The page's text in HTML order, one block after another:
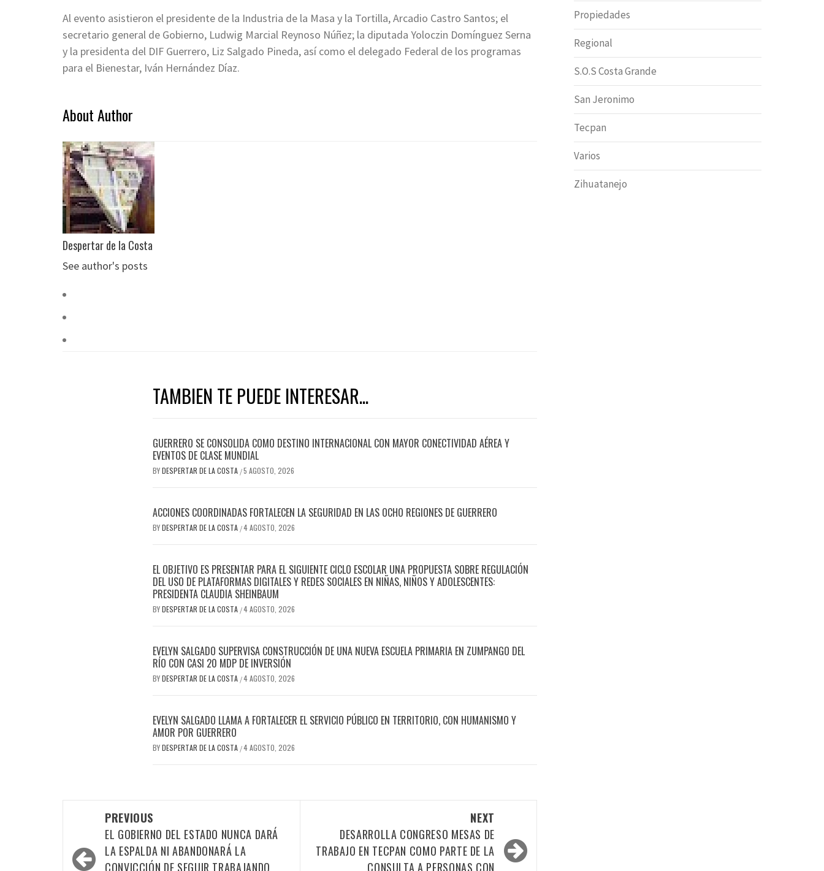
Al evento asistieron el presidente de la Industria de la Masa y la Tortilla, Arcadio Castro Santos; el
secretario general de Gobierno, Ludwig Marcial Reynoso Núñez; la diputada Yoloczin Domínguez Serna
y la presidenta del DIF Guerrero, Liz Salgado Pineda, así como el delegado Federal de los programas
para el Bienestar, Iván Hernández Díaz.
About Author
Despertar de la Costa
See author's posts
TAMBIEN TE PUEDE INTERESAR...
GUERRERO SE CONSOLIDA COMO DESTINO INTERNACIONAL CON MAYOR CONECTIVIDAD AÉREA Y
EVENTOS DE CLASE MUNDIAL
BYDESPERTAR DE LA COSTA /5 AGOSTO, 2026
ACCIONES COORDINADAS FORTALECEN LA SEGURIDAD EN LAS OCHO REGIONES DE GUERRERO
BYDESPERTAR DE LA COSTA /4 AGOSTO, 2026
EL OBJETIVO ES PRESENTAR PARA EL SIGUIENTE CICLO ESCOLAR UNA PROPUESTA SOBRE REGULACIÓN
DEL USO DE PLATAFORMAS DIGITALES Y REDES SOCIALES EN NIÑAS, NIÑOS Y ADOLESCENTES:
PRESIDENTA CLAUDIA SHEINBAUM
BYDESPERTAR DE LA COSTA /4 AGOSTO, 2026
EVELYN SALGADO SUPERVISA CONSTRUCCIÓN DE UNA NUEVA ESCUELA PRIMARIA EN ZUMPANGO DEL
RÍO CON CASI 20 MDP DE INVERSIÓN
BYDESPERTAR DE LA COSTA /4 AGOSTO, 2026
EVELYN SALGADO LLAMA A FORTALECER EL SERVICIO PÚBLICO EN TERRITORIO, CON HUMANISMO Y
AMOR POR GUERRERO
BYDESPERTAR DE LA COSTA /4 AGOSTO, 2026
navigation
PREVIOUS
EL GOBIERNO DEL ESTADO NUNCA DARÁ
LA ESPALDA NI ABANDONARÁ LA
CONVICCIÓN DE SEGUIR TRABAJANDO
NEXT
DESARROLLA CONGRESO MESAS DE
TRABAJO EN TECPAN COMO PARTE DE LA
CONSULTA A PERSONAS CON
Propiedades
Regional
S.O.S Costa Grande
San Jeronimo
Tecpan
Varios
Zihuatanejo